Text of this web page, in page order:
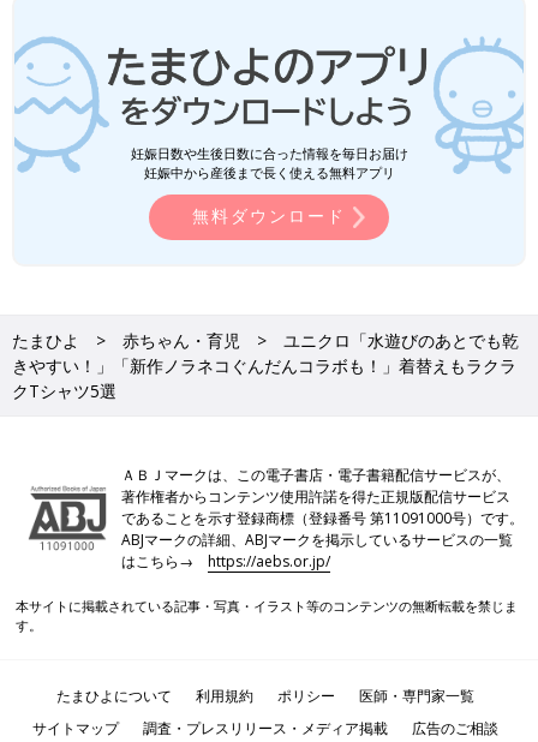
妊娠日数や生後日数に合った情報を毎日お届け
妊娠中から産後まで長く使える無料アプリ
無料ダウンロード
たまひよ 赤ちゃん・育児
ユニクロ「水遊びのあとでも乾
きやすい！」「新作ノラネコぐんだんコラボも！」着替えもラクラ
クTシャツ5選
ＡＢＪマークは、この電子書店・電子書籍配信サービスが、
著作権者からコンテンツ使用許諾を得た正規版配信サービス
であることを示す登録商標（登録番号 第11091000号）です。
ABJマークの詳細、ABJマークを掲示しているサービスの一覧
はこちら→https://aebs.or.jp/
本サイトに掲載されている記事・写真・イラスト等のコンテンツの無断転載を禁じま
す。
たまひよについて 利用規約 ポリシー
医師・専門家一覧
サイトマップ
調査・プレスリリース・メディア掲載 広告のご相談